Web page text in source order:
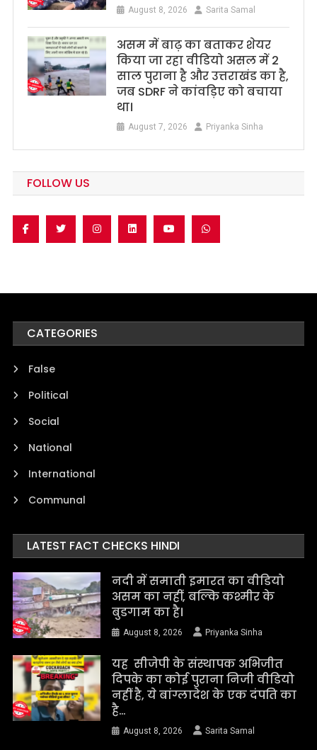
August 8, 2026 Sarita Samal
असम में बाढ़ का बताकर शेयर
किया जा रहा वीडियो असल में 2
साल पुराना है और उत्तराखंड का है,
जब SDRF ने कांवड़िए को बचाया
था।
August 7, 2026 Priyanka Sinha
FOLLOW US
CATEGORIES
False
Political
Social
National
International
Communal
LATEST FACT CHECKS HINDI
नदी में समाती इमारत का वीडियो
असम का नहीं, बल्कि कश्मीर के
बुडगाम का है।
August 8, 2026 Priyanka Sinha
यह सीजेपी के संस्थापक अभिजीत
दिपके का कोई पुराना निजी वीडियो
नहीं है, ये बांग्लादेश के एक दंपति का
है…
August 8, 2026 Sarita Samal